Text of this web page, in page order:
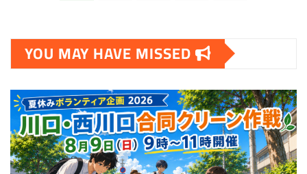
稿
の
ペ
ー
YOU MAY HAVE MISSED